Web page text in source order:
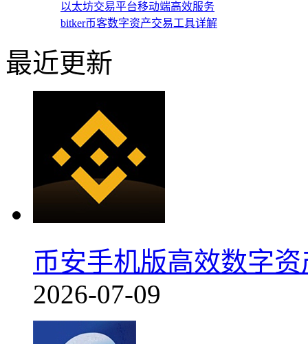
以太坊交易平台移动端高效服务
bitker币客数字资产交易工具详解
最近更新
币安手机版高效数字
2026-07-09